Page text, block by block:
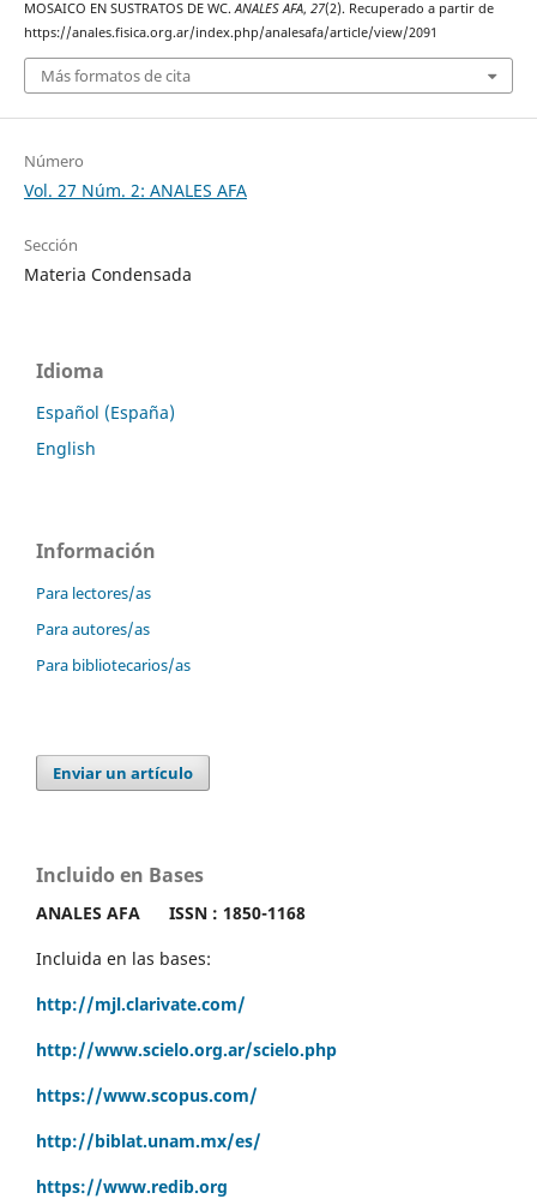
MOSAICO EN SUSTRATOS DE WC.ANALES AFA, 27(2). Recuperado a partir de
https://anales.fisica.org.ar/index.php/analesafa/article/view/2091
Más formatos de cita
Número
Vol. 27 Núm. 2: ANALES AFA
Sección
Materia Condensada
Idioma
Español (España)
English
Información
Para lectores/as
Para autores/as
Para bibliotecarios/as
Enviar un artículo
Incluido en Bases
ANALES AFA ISSN : 1850-1168
Incluida en las bases:
http://mjl.clarivate.com/
http://www.scielo.org.ar/scielo.php
https://www.scopus.com/
http://biblat.unam.mx/es/
https://www.redib.org